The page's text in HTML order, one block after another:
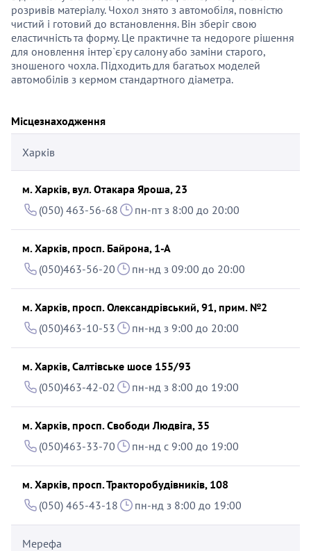
розривів матеріалу. Чохол знято з автомобіля, повністю
чистий і готовий до встановлення. Він зберіг свою
еластичність та форму. Це практичне та недороге рішення
для оновлення інтер`єру салону або заміни старого,
зношеного чохла. Підходить для багатьох моделей
автомобілів з кермом стандартного діаметра.
Місцезнаходження
Харків
м. Харків, вул. Отакара Яроша, 23
(050) 463-56-68
пн-пт з 8:00 до 20:00
м. Харків, просп. Байрона, 1-А
(050)463-56-20
пн-нд з 09:00 до 20:00
м. Харків, просп. Олександрівський, 91, прим. №2
(050)463-10-53
пн-нд з 9:00 до 20:00
м. Харків, Салтівське шосе 155/93
(050)463-42-02
пн-нд з 8:00 до 19:00
м. Харків, просп. Свободи Людвіга, 35
(050)463-33-70
пн-нд с 9:00 до 19:00
м. Харків, просп. Тракторобудівників, 108
(050) 465-43-18
пн-нд з 8:00 до 19:00
Мерефа